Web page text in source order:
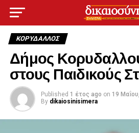
ΚΟΡΥΔΑΛΛΟΣ
Δήμος
στους Παιδικούς
Published 1 έτος ago on 19
By dikaiosinisimera